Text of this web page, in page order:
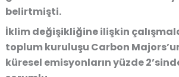
belirtmişti.
İklim değişikliğine ilişkin
toplum kuruluşu Carbon
küresel emisyonların yüzde